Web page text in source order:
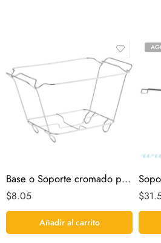
Base o Soporte cromado para Bandeja Media
$8.05
Añadir al carrito
$